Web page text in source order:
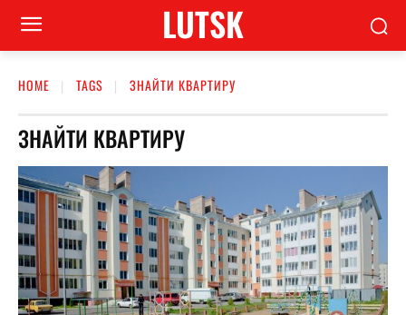
LUTSK
HOME TAGS ЗНАЙТИ КВАРТИРУ
ЗНАЙТИ КВАРТИРУ